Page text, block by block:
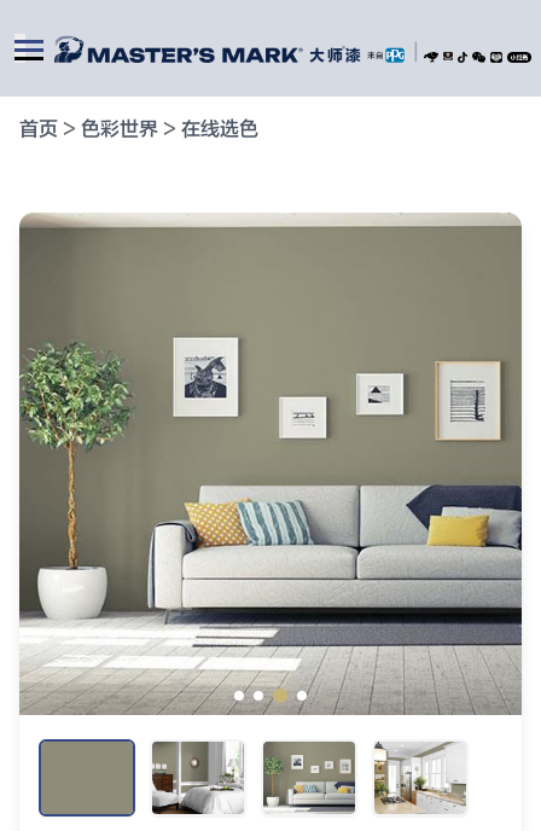
首页 > 色彩世界 > 在线选色